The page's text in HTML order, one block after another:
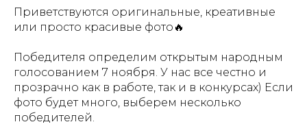
Приветствуются оригинальные, креативные
или просто красивые фото🔥
Победителя определим открытым народным
голосованием 7 ноября. У нас все честно и
прозрачно как в работе, так и в конкурсах) Если
фото будет много, выберем несколько
победителей.